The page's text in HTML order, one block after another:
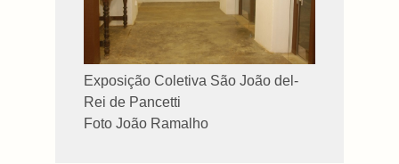
Exposição Coletiva São João del-
Rei de Pancetti
Foto João Ramalho